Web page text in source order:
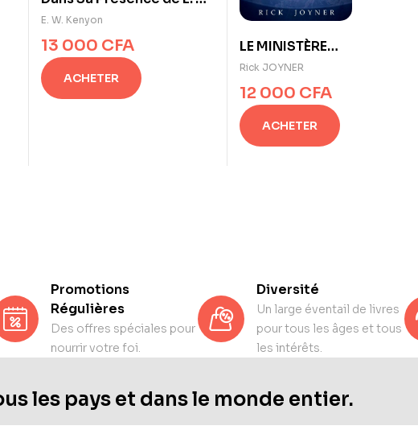
Kenyon
E. W. Kenyon
13 000 CFA
ACHETER
LE MINISTÈRE
PROPHÉTIQUE
Rick JOYNER
12 000 CFA
ACHETER
Promotions
Régulières
Des offres spéciales pour
nourrir votre foi.
Diversité
Un large éventail de livres
pour tous les âges et tous
les intérêts.
les pays et dans le monde entier.